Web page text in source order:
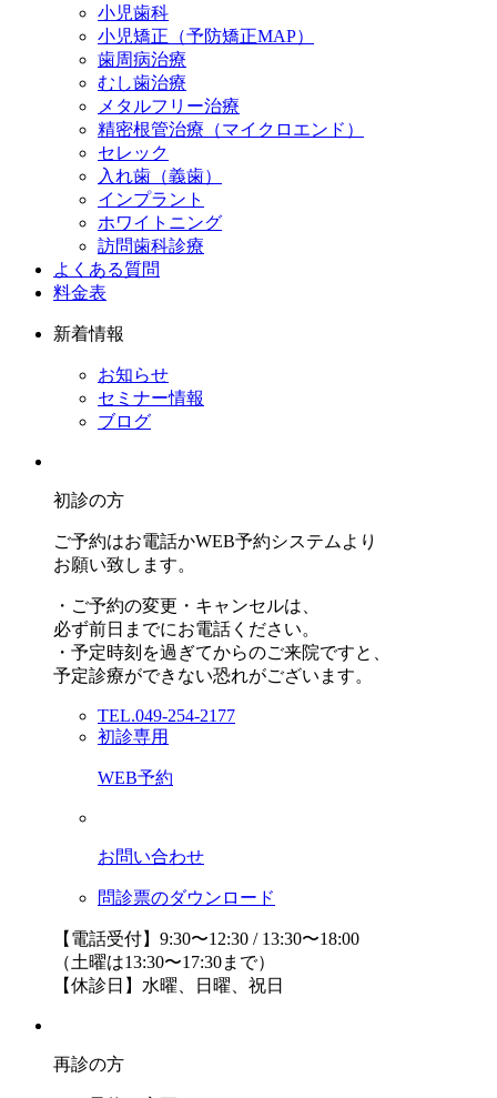
小児歯科
小児矯正（予防矯正MAP）
歯周病治療
むし歯治療
メタルフリー治療
精密根管治療（マイクロエンド）
セレック
入れ歯（義歯）
インプラント
ホワイトニング
訪問歯科診療
よくある質問
料金表
新着情報
お知らせ
セミナー情報
ブログ
初診の方
ご予約はお電話かWEB予約システムより
お願い致します。
・ご予約の変更・キャンセルは、
必ず前日までにお電話ください。
・予定時刻を過ぎてからのご来院ですと、
予定診療ができない恐れがございます。
TEL.049-254-2177
初診専用
WEB予約
お問い合わせ
問診票のダウンロード
【電話受付】9:30〜12:30 / 13:30〜18:00
（土曜は13:30〜17:30まで）
【休診日】水曜、日曜、祝日
再診の方